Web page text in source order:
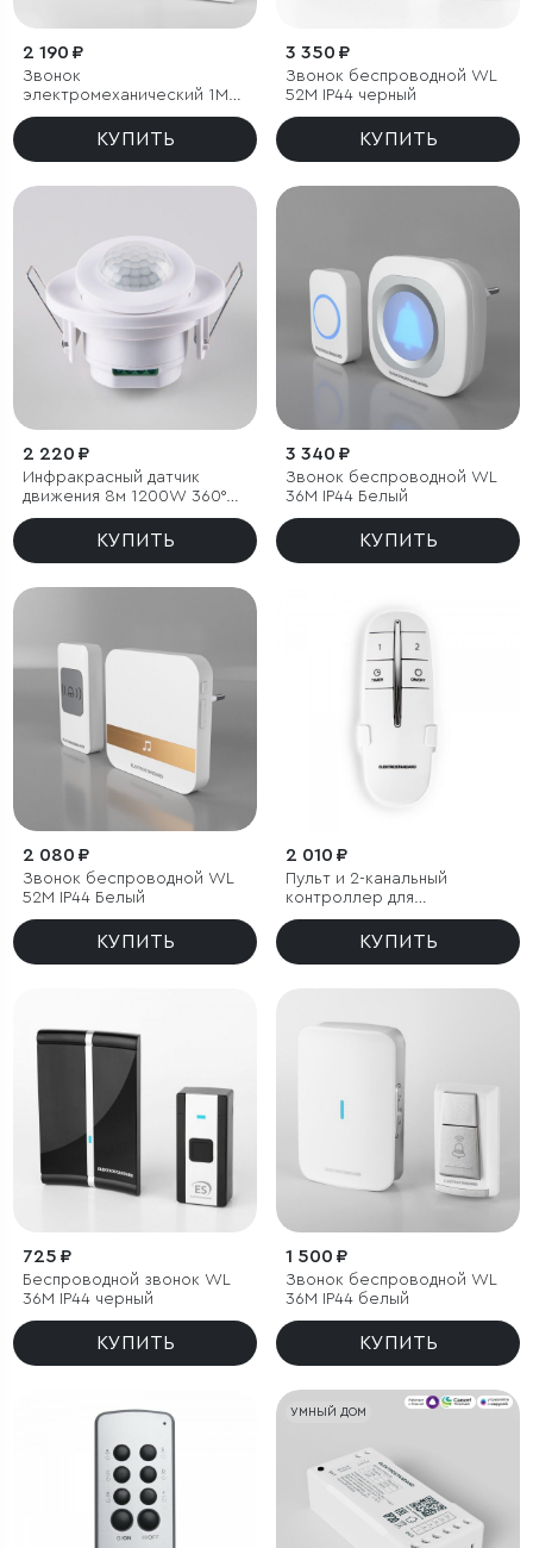
2 190 ₽
Звонок
электромеханический 1M
IP44
КУПИТЬ
3 350 ₽
Звонок беспроводной WL
52M IP44 черный
КУПИТЬ
2 220 ₽
Инфракрасный датчик
движения 8м 1200W 360°
IP20
КУПИТЬ
3 340 ₽
Звонок беспроводной WL
36M IP44 Белый
КУПИТЬ
2 080 ₽
Звонок беспроводной WL
52M IP44 Белый
КУПИТЬ
2 010 ₽
Пульт и 2-канальный
контроллер для
дистанционного управления
освещениемКУПИТЬ
725 ₽
Беспроводной звонок WL
36M IP44 черный
КУПИТЬ
1 500 ₽
Звонок беспроводной WL
36M IP44 белый
КУПИТЬ
УМНЫЙ ДОМ